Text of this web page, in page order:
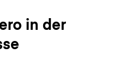
in der